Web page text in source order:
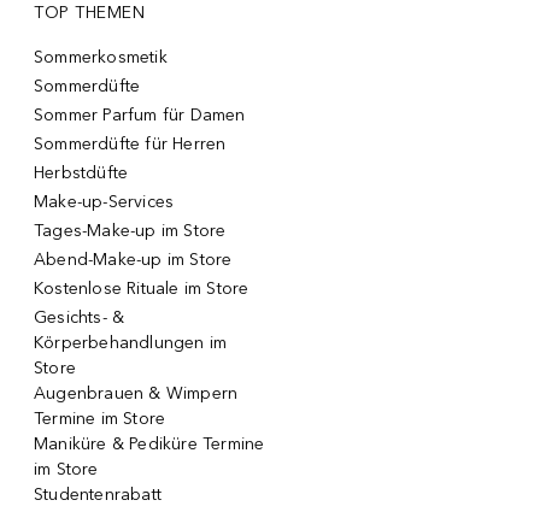
TOP THEMEN
Sommerkosmetik
Sommerdüfte
Sommer Parfum für Damen
Sommerdüfte für Herren
Herbstdüfte
Make-up-Services
Tages-Make-up im Store
Abend-Make-up im Store
Kostenlose Rituale im Store
Gesichts- &
Körperbehandlungen im
Store
Augenbrauen & Wimpern
Termine im Store
Maniküre & Pediküre Termine
im Store
Studentenrabatt